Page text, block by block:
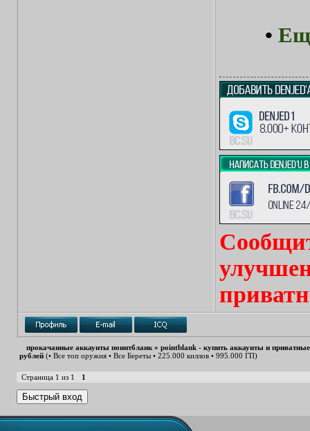
•
прокачанные аккаунты поинтбланк » pointblank - купить аккаунты и
рублей (• Все топ оружия • Все Береты • 225.000 киллов • 995.000 ГП)
Страница 1 из 1 1